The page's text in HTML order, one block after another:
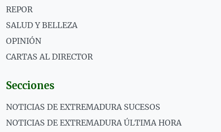
REPOR
SALUD Y BELLEZA
OPINIÓN
CARTAS AL DIRECTOR
Secciones
NOTICIAS DE EXTREMADURA SUCESOS
NOTICIAS DE EXTREMADURA ÚLTIMA HORA